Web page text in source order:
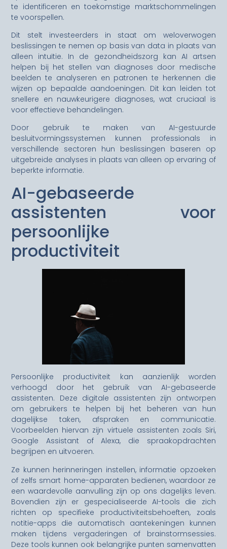
te identificeren en toekomstige marktschommelingen
te voorspellen.
Dit stelt investeerders in staat om weloverwogen
beslissingen te nemen op basis van data in plaats van
alleen intuïtie. In de gezondheidszorg kan AI artsen
helpen bij het stellen van diagnoses door medische
beelden te analyseren en patronen te herkennen die
wijzen op bepaalde aandoeningen. Dit kan leiden tot
snellere en nauwkeurigere diagnoses, wat cruciaal is
voor effectieve behandelingen.
Door gebruik te maken van AI-gestuurde
besluitvormingssystemen kunnen professionals in
verschillende sectoren hun beslissingen baseren op
uitgebreide analyses in plaats van alleen op ervaring of
beperkte informatie.
AI-gebaseerde
assistenten voor
persoonlijke
productiviteit
Persoonlijke productiviteit kan aanzienlijk worden
verhoogd door het gebruik van AI-gebaseerde
assistenten. Deze digitale assistenten zijn ontworpen
om gebruikers te helpen bij het beheren van hun
dagelijkse taken, afspraken en communicatie.
Voorbeelden hiervan zijn virtuele assistenten zoals Siri,
Google Assistant of Alexa, die spraakopdrachten
begrijpen en uitvoeren.
Ze kunnen herinneringen instellen, informatie opzoeken
of zelfs smart home-apparaten bedienen, waardoor ze
een waardevolle aanvulling zijn op ons dagelijks leven.
Bovendien zijn er gespecialiseerde AI-tools die zich
richten op specifieke productiviteitsbehoeften, zoals
notitie-apps die automatisch aantekeningen kunnen
maken tijdens vergaderingen of brainstormsessies.
Deze tools kunnen ook belangrijke punten samenvatten